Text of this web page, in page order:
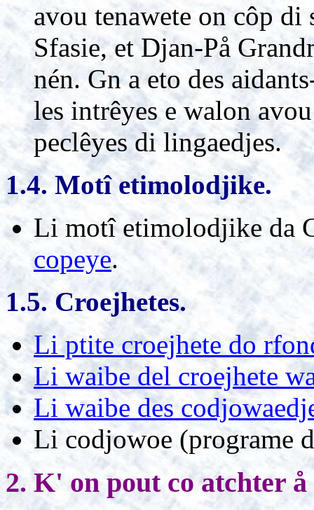
avou tenawete on côp
Sfasie, et Djan-På
nén. Gn a eto des
les intrêyes e walon
peclêyes di lingaedjes.
1.4. Motî etimolodjike.
Li motî etimolodjike da
copeye.
1.5. Croejhetes.
Li ptite croejhete do
Li waibe del croejhete
Li waibe des
Li codjowoe (programe
2. K' on pout co atchter